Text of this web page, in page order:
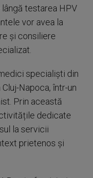
testarea HPV
vor avea la
și consiliere
specialiști din
Napoca, într-un
Prin această
dedicate
la servicii
prietenos și